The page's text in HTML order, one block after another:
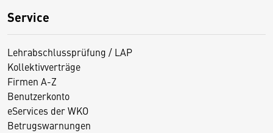
Service
Lehrabschlussprüfung / LAP
Kollektivverträge
Firmen A-Z
Benutzerkonto
eServices der WKO
Betrugswarnungen